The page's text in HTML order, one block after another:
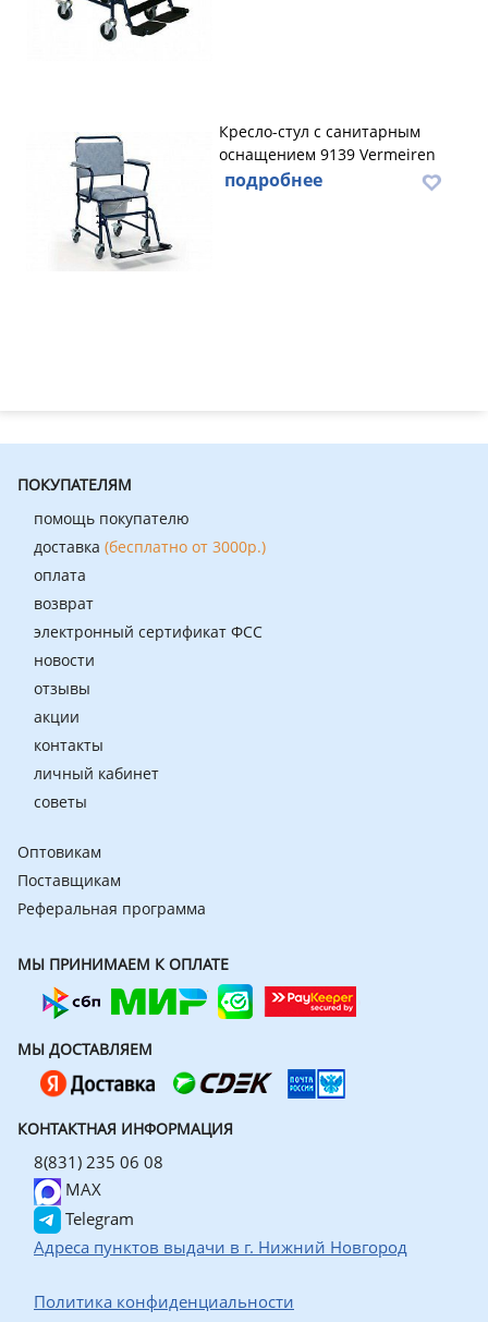
Кресло-стул с санитарным
оснащением 9139 Vermeiren
подробнее
ПОКУПАТЕЛЯМ
помощь покупателю
доставка (бесплатно от 3000р.)
оплата
возврат
электронный сертификат ФСС
новости
отзывы
акции
контакты
личный кабинет
советы
Оптовикам
Поставщикам
Реферальная программа
МЫ ПРИНИМАЕМ К ОПЛАТЕ
МЫ ДОСТАВЛЯЕМ
КОНТАКТНАЯ ИНФОРМАЦИЯ
8(831) 235 06 08
MAX
Telegram
Адреса пунктов выдачи в г. Нижний Новгород
Политика конфиденциальности